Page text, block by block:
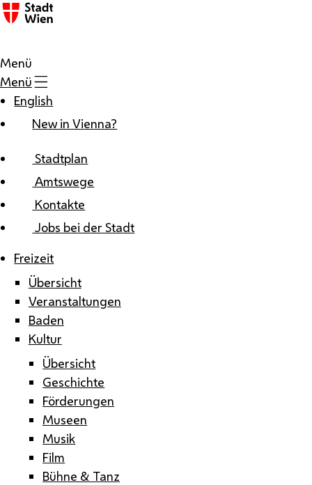
Zum Inhalt
Menü
Menü
English
New in Vienna?
Stadtplan
Amtswege
Kontakte
Jobs bei der Stadt
Freizeit
Übersicht
Veranstaltungen
Baden
Kultur
Übersicht
Geschichte
Förderungen
Museen
Musik
Film
Bühne & Tanz